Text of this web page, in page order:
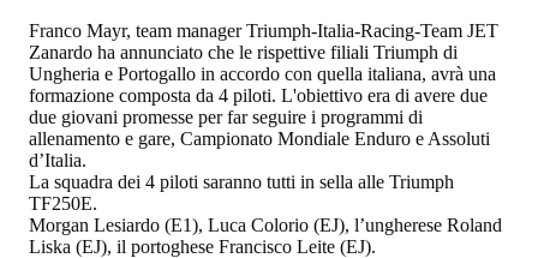
Franco Mayr, team manager Triumph-Italia-Racing-Team JET
Zanardo ha annunciato che le rispettive filiali Triumph di
Ungheria e Portogallo in accordo con quella italiana, avrà una
formazione composta da 4 piloti. L'obiettivo era di avere due
due giovani promesse per far seguire i programmi di
allenamento e gare, Campionato Mondiale Enduro e Assoluti
d’Italia.
La squadra dei 4 piloti saranno tutti in sella alle Triumph
TF250E.
Morgan Lesiardo (E1), Luca Colorio (EJ), l’ungherese Roland
Liska (EJ), il portoghese Francisco Leite (EJ).